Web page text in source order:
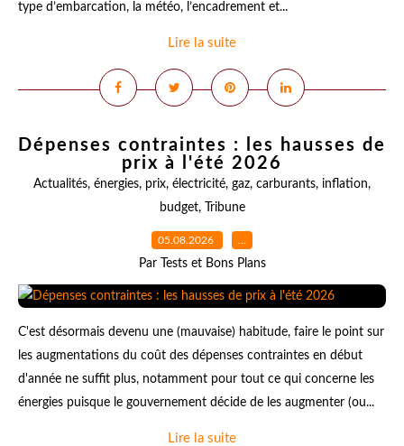
type d’embarcation, la météo, l’encadrement et...
Lire la suite
Dépenses contraintes : les hausses de
prix à l'été 2026
Actualités, énergies, prix, électricité, gaz, carburants, inflation,
budget, Tribune
05.08.2026 …
Par Tests et Bons Plans
C'est désormais devenu une (mauvaise) habitude, faire le point sur
les augmentations du coût des dépenses contraintes en début
d'année ne suffit plus, notamment pour tout ce qui concerne les
énergies puisque le gouvernement décide de les augmenter (ou...
Lire la suite